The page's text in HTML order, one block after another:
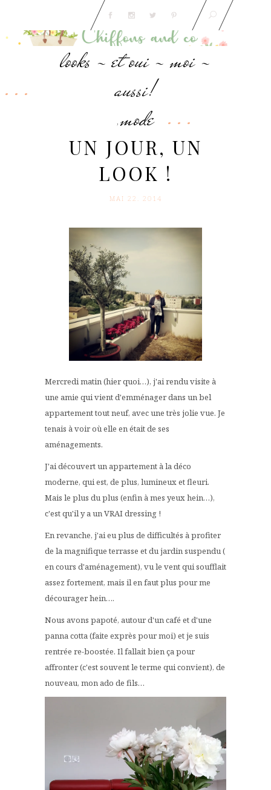
looks - et oui - moi -
aussi!
, mode
UN JOUR, UN
LOOK !
MAI 22. 2014
Mercredi matin (hier quoi…), j'ai rendu visite à
une amie qui vient d'emménager dans un bel
appartement tout neuf, avec une très jolie vue. Je
tenais à voir où elle en était de ses
aménagements.
J'ai découvert un appartement à la déco
moderne, qui est, de plus, lumineux et fleuri.
Mais le plus du plus (enfin à mes yeux hein…),
c'est qu'il y a un VRAI dressing !
En revanche, j'ai eu plus de difficultés à profiter
de la magnifique terrasse et du jardin suspendu (
en cours d'aménagement), vu le vent qui soufflait
assez fortement, mais il en faut plus pour me
décourager hein….
Nous avons papoté, autour d'un café et d'une
panna cotta (faite exprès pour moi) et je suis
rentrée re-boostée. Il fallait bien ça pour
affronter (c'est souvent le terme qui convient), de
nouveau, mon ado de fils…